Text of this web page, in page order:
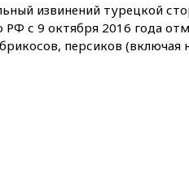
извинений турецкой
РФ с 9 октября 2016 года
персиков (включая